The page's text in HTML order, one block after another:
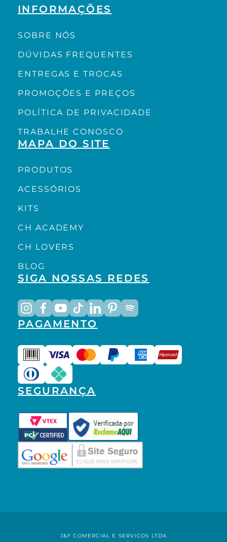
INFORMAÇÕES
SOBRE NÓS
DÚVIDAS FREQUENTES
ENTREGAS E TROCAS
PROMOÇÕES E PREÇOS
POLÍTICA DE PRIVACIDADE
TRABALHE CONOSCO
MAPA DO SITE
PRODUTOS
ACESSÓRIOS
KITS
CH ACADEMY
CH LOVERS
BLOG
SIGA NOSSAS REDES
PAGAMENTO
SEGURANÇA
J&F COMERCIAL E SERVICOS LTDA